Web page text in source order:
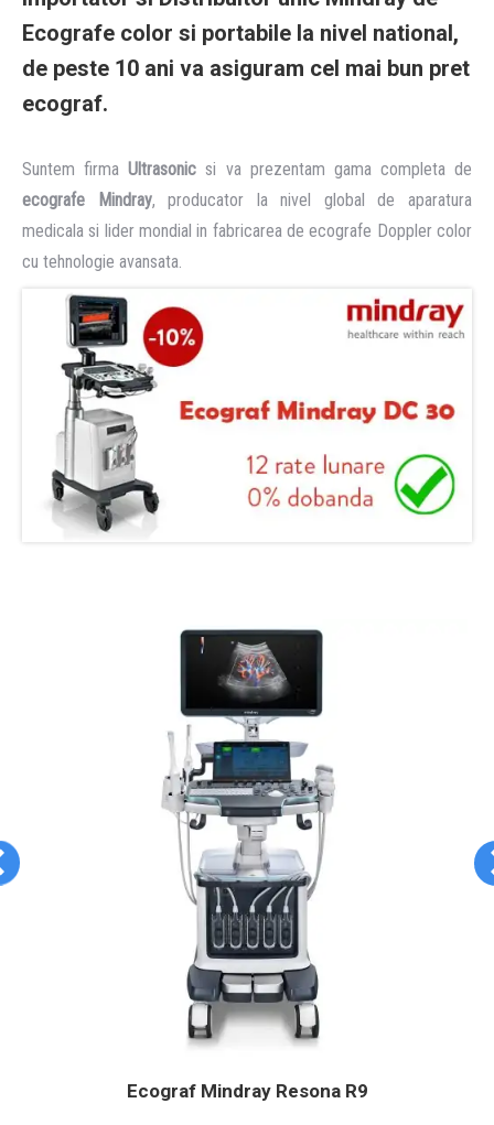
Ecografe color si portabile la nivel national,
de peste 10 ani va asiguram cel mai bun pret
ecograf.
Suntem firmaUltrasonic si va prezentam gama completa de
ecografe Mindray, producator la nivel global de aparatura
medicala si lider mondial in fabricarea de ecografe Doppler color
cu tehnologie avansata.
Ecograf Mindray Resona R9